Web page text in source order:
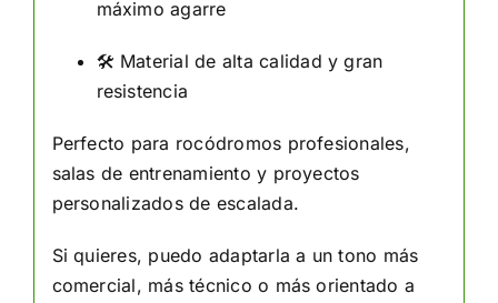
máximo agarre
🛠 Material de alta calidad y gran
resistencia
Perfecto para rocódromos profesionales,
salas de entrenamiento y proyectos
personalizados de escalada.
Si quieres, puedo adaptarla a un tono más
comercial, más técnico o más orientado a